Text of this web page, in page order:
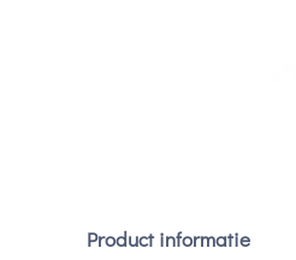
Product informatie